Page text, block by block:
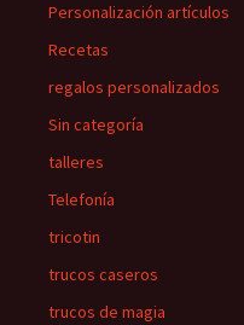
Personalización artículos
Recetas
regalos personalizados
Sin categoría
talleres
Telefonía
tricotin
trucos caseros
trucos de magia